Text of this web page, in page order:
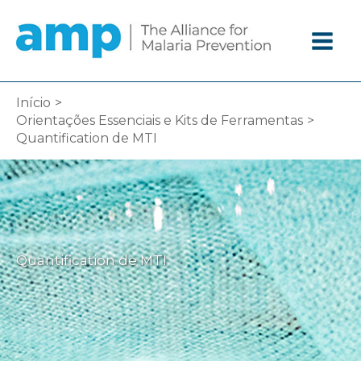
diretamente
para
o
conteúdo
Início
Orientações Essenciais e Kits de Ferramentas
Quantification de MTI
Quantification de MTI